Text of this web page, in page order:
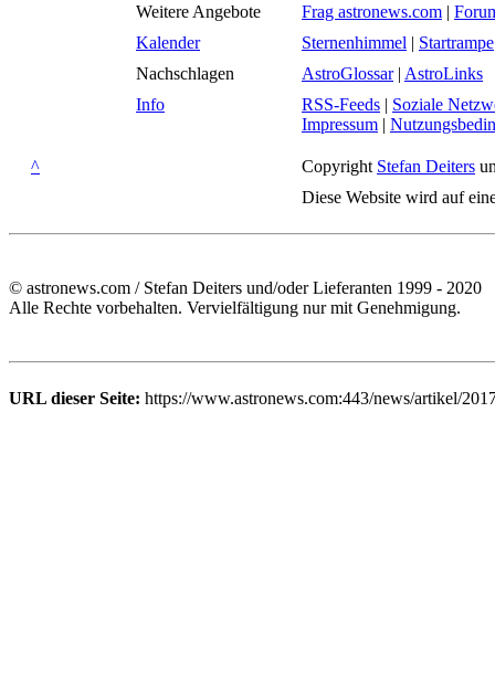
Weitere Angebote
Frag astronews.com |
Kalender
Sternenhimmel | Startrampe
Nachschlagen
AstroGlossar| AstroLinks
Info
RSS-Feeds | Soziale
Impressum |
^ Copyright Stefan Deiters
Diese Website wird auf
© astronews.com / Stefan Deiters und/oder Lieferanten 1999 - 2020
Alle Rechte vorbehalten. Vervielfältigung nur mit Genehmigung.
URL dieser Seite: https://www.astronews.com:443/news/artikel/